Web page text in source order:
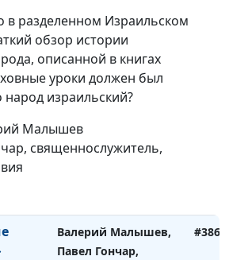
в разделенном Израильском
обзор истории
описанной в книгах
уроки должен был
народ израильский?
Малышев
священнослужитель,
магистр социологии и
социальных наук
в
Наталья Говядникова,
магистр социологии и
социальных наук
Валерий Малышев,
Павел Гончар,
Валерий Малышев,
Павел Гончар,
#386